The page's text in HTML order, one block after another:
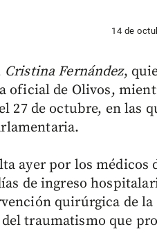
14 de
Cristina Fernández,
oficial de Olivos,
27 de octubre, en las
ayer por los médicos
de ingreso
quirúrgica de
traumatismo que